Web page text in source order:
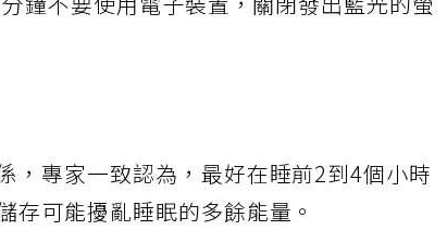
鐘不要使用電子裝置，關閉發出藍光的螢
，專家一致認為，最好在睡前2到4個小時
存可能擾亂睡眠的多餘能量。